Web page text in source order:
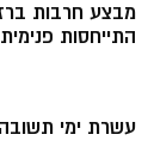
מבצע חרבות
התייחסות
עשרת ימי